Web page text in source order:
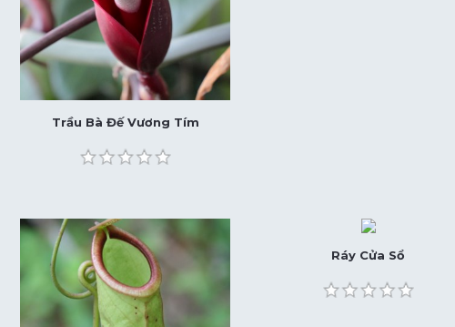
Trầu Bà Đế Vương Tím
Ráy Cửa Sổ